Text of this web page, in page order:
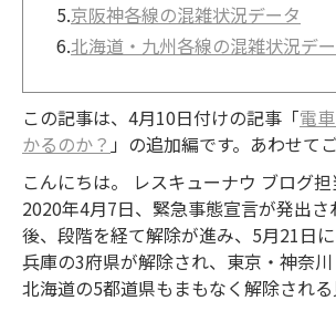
5.京阪神各線の混雑状況データ
6.北海道・九州各線の混雑状況デ
この記事は、4月10日付けの記事「電
かるのか？ 」の追加編です。あわせて
こんにちは。 レスキューナウ ブログ担
2020年4月7日、緊急事態宣言が発出さ
後、段階を経て解除が進み、5月21日
兵庫の3府県が解除され、東京・神奈
北海道の5都道県もまもなく解除される